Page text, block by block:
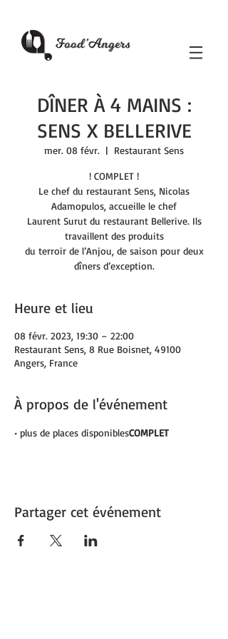
DÎNER À 4 MAINS :
SENS X BELLERIVE
mer. 08 févr.
  |
Restaurant Sens
! COMPLET !
Le chef du restaurant Sens, Nicolas
Adamopulos, accueille le chef
Laurent Surut du restaurant Bellerive. Ils
travaillent des produits
du terroir de l’Anjou, de saison pour deux
dîners d’exception.
Heure et lieu
08 févr. 2023, 19:30 – 22:00
Restaurant Sens, 8 Rue Boisnet, 49100
Angers, France
À propos de l'événement
• plus de places disponiblesCOMPLET
Partager cet événement